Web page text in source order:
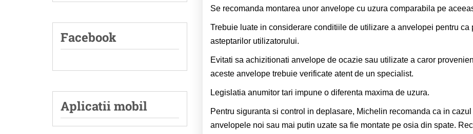
Facebook
Aplicatii mobil
Se recomanda montarea unor anvelope cu uzura comparabila pe
Trebuie luate in considerare conditiile de utilizare a anvelopei pentru ca
asteptarilor utilizatorului.
Evitati sa achizitionati anvelope de ocazie sau utilizate a caror
aceste anvelope trebuie verificate atent de un specialist.
Legislatia anumitor tari impune o diferenta maxima de uzura.
Pentru siguranta si control in deplasare, Michelin recomanda ca in
anvelopele noi sau mai putin uzate sa fie montate pe osia din spate.